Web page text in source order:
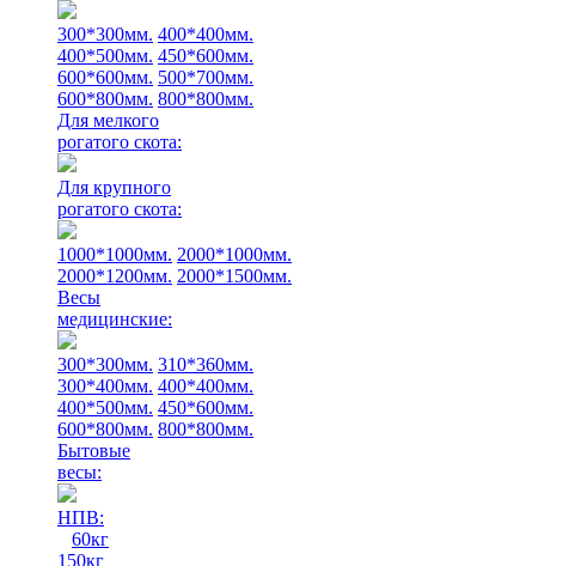
300*300мм. 400*400мм.
400*500мм. 450*600мм.
600*600мм. 500*700мм.
600*800мм. 800*800мм.
Для мелкого
рогатого скота:
Для крупного
рогатого скота:
1000*1000мм. 2000*1000мм.
2000*1200мм. 2000*1500мм.
Весы
медицинские:
300*300мм. 310*360мм.
300*400мм. 400*400мм.
400*500мм. 450*600мм.
600*800мм. 800*800мм.
Бытовые
весы:
НПВ:
60кг
150кг